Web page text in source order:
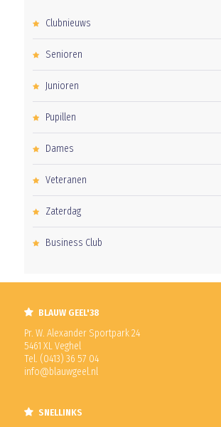
Clubnieuws
Senioren
Junioren
Pupillen
Dames
Veteranen
Zaterdag
Business Club
BLAUW GEEL'38
Pr. W. Alexander Sportpark 24
5461 XL Veghel
Tel. (0413) 36 57 04
info@blauwgeel.nl
SNELLINKS